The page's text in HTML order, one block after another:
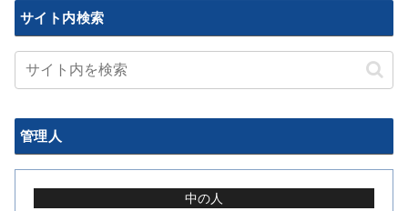
サイト内検索
管理人
中の人